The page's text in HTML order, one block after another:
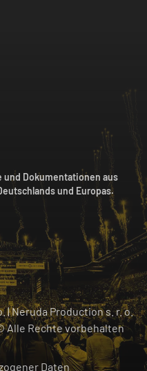
und Dokumentationen aus
und Europas.
|Neruda Production s. r. o.
Alle Rechte vorbehalten
Daten